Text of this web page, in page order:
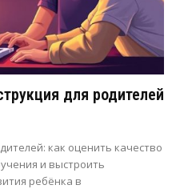
для родителей
как оценить качество
и выстроить
ребёнка в